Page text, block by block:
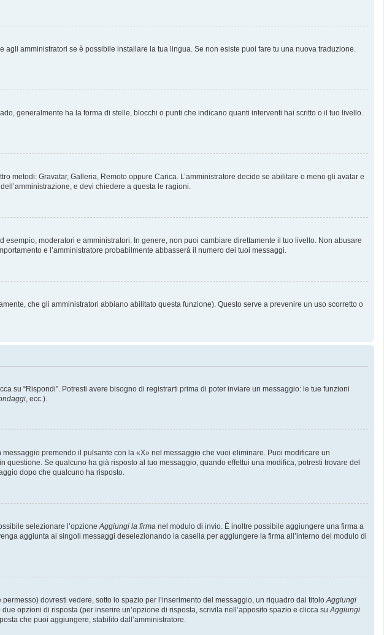
amministratori se è possibile installare la tua lingua. Se non esiste puoi fare tu una nuova traduzione.
generalmente ha la forma di stelle, blocchi o punti che indicano quanti interventi hai scritto o il tuo livello.
metodi: Gravatar, Galleria, Remoto oppure Carica. L’amministratore decide se abilitare o meno gli avatar e
e devi chiedere a questa le ragioni.
moderatori e amministratori. In genere, non puoi cambiare direttamente il tuo livello. Non abusare
e l’amministratore probabilmente abbasserà il numero dei tuoi messaggi.
che gli amministratori abbiano abilitato questa funzione). Questo serve a prevenire un uso scorretto o
su “Rispondi”. Potresti avere bisogno di registrarti prima di poter inviare un messaggio: le tue funzioni
, ecc.).
premendo il pulsante con la «X» nel messaggio che vuoi eliminare. Puoi modificare un
questione. Se qualcuno ha già risposto al tuo messaggio, quando effettui una modifica, potresti trovare del
dopo che qualcuno ha risposto.
selezionare l’opzioneAggiungi la firma nel modulo di invio. È inoltre possibile aggiungere una firma a
aggiunta ai singoli messaggi deselezionando la casella per aggiungere la firma all’interno del modulo di
dovresti vedere, sotto lo spazio per l’inserimento del messaggio, un riquadro dal titoloAggiungi
opzioni di risposta (per inserire un’opzione di risposta, scrivila nell’apposito spazio e clicca suAggiungi
che puoi aggiungere, stabilito dall’amministratore.